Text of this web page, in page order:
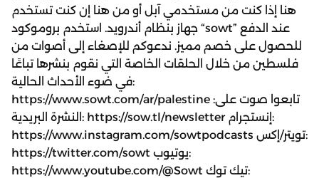
هنا إذا كنت من مستخدمي آبل أو من هنا إن كنت تستخدم
جهاز بنظام أندرويد. استخدم بروموكود “sowt” عند الدفع
للحصول على خصم مميز. ندعوكم للإصغاء إلى أصوات من
فلسطين من خلال الحلقات الخاصة التي نقوم بنشرها تباعًا
في ضوء الأحداث الحالية:
https://www.sowt.com/ar/palestine تابعوا صوت على:
النشرة البريدية: https://sow.tl/newsletter إنستجرام:
https://www.instagram.com/sowtpodcasts تويتر/إكس:
https://twitter.com/sowt يوتيوب:
https://www.youtube.com/@Sowt تيك توك: